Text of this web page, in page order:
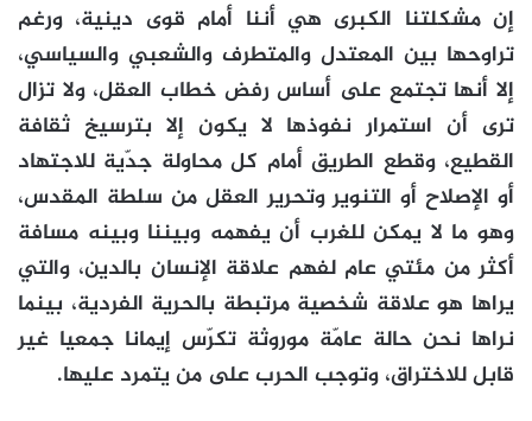
إن مشكلتنا الكبرى هي أننا أمام قوى دينية، ورغم
تراوحها بين المعتدل والمتطرف والشعبي والسياسي،
إلا أنها تجتمع على أساس رفض خطاب العقل، ولا تزال
ترى أن استمرار نفوذها لا يكون إلا بترسيخ ثقافة
القطيع، وقطع الطريق أمام كل محاولة جدّية للاجتهاد
أو الإصلاح أو التنوير وتحرير العقل من سلطة المقدس،
وهو ما لا يمكن للغرب أن يفهمه وبيننا وبينه مسافة
أكثر من مئتي عام لفهم علاقة الإنسان بالدين، والتي
يراها هو علاقة شخصية مرتبطة بالحرية الفردية، بينما
نراها نحن حالة عامّة موروثة تكرّس إيمانا جمعيا غير
قابل للاختراق، وتوجب الحرب على من يتمرد عليها.